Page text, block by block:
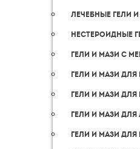
Лечебные гели
Нестероидные
Гели и мази с
Гели и мази для
Гели и мази
Гели и мази для
Гели и мази для